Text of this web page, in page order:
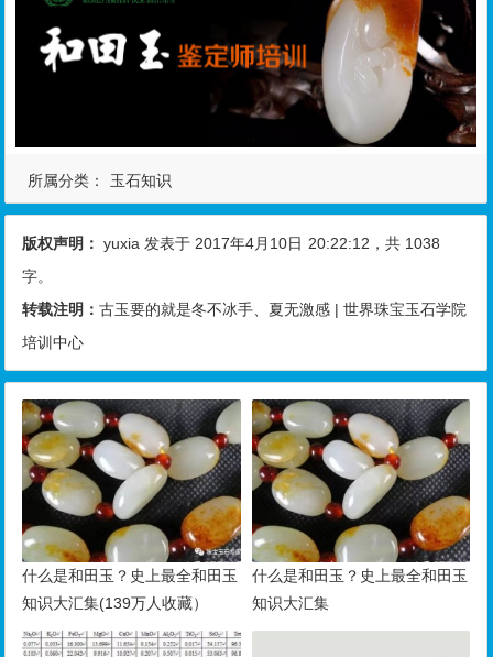
所属分类： 玉石知识
版权声明： yuxia 发表于 2017年4月10日 20:22:12 ，共 1038
字。
转载注明：古玉要的就是冬不冰手、夏无激感 | 世界珠宝玉石学院
培训中心
什么是和田玉？史上最全和田玉
知识大汇集(139万人收藏）
什么是和田玉？史上最全和田玉
知识大汇集